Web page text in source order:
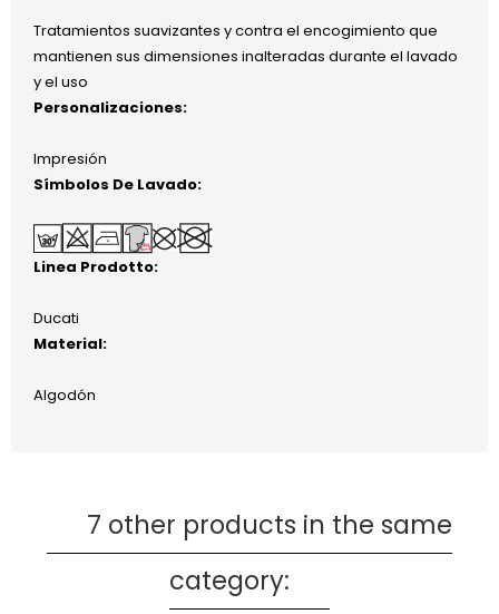
Tratamientos suavizantes y contra el encogimiento que
mantienen sus dimensiones inalteradas durante el lavado
y el uso
Personalizaciones:
Impresión
Símbolos De Lavado:
Linea Prodotto:
Ducati
Material:
Algodón
7 other products in the same
category: